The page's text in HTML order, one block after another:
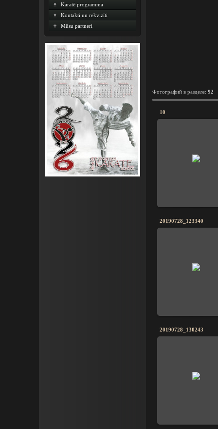
Karatē programma
Kontakti un rekvizīti
Mūsu partneri
Фотографий в разделе: 92
10
20190728_123340
20190728_130243